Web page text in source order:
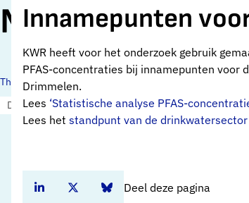
Nederland
Thema's:
Drinkwaterbronnen en opkomende stoffen
Innamepunten
KWR heeft voor het onderzoek gebruik
PFAS-concentraties bij innamepunten voor
Drimmelen.
Lees ‘Statistische analyse PFAS-
Lees het standpunt van de drinkwatersector
Deel deze pagina
Deel dit artikel op Linkedin
Deel dit artikel op Twitter
Deel dit artikel op Bluesky